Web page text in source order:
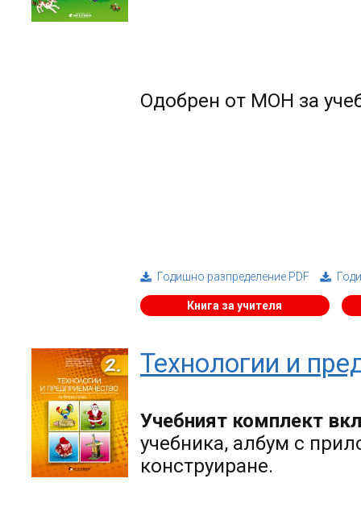
Одобрен от МОН за
Годишно разпределение PDF
Книга за учителя
Технологии и
Учебният комплект
учебника, албум с
конструиране.